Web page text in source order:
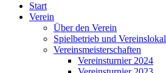
Start
Verein
Über den Verein
Spielbetrieb und Vereinslokal
Vereinsmeisterschaften
Vereinsturnier 2024